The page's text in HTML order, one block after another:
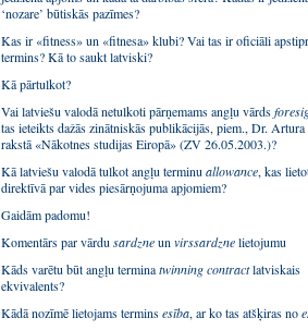
‘nozare’ būtiskās pazīmes?
Kas ir «fitness» un «fitnesa» klubi? Vai tas ir oficiāli
termins? Kā to saukt latviski?
Kā pārtulkot?
Vai latviešu valodā netulkoti pārņemams angļu vārds
tas ieteikts dažās zinātniskās publikācijās, piem., Dr. Artura
rakstā «Nākotnes studijas Eiropā» (ZV 26.05.2003.)?
Kā latviešu valodā tulkot angļu terminu allowance, kas
direktīvā par vides piesārņojuma apjomiem?
Gaidām padomu!
Komentārs par vārdu sardzneun virssardznelietojumu
Kāds varētu būt angļu terminatwinning contractlatviskais
ekvivalents?
Kādā nozīmē lietojams terminsesība, ar ko tas atšķiras no